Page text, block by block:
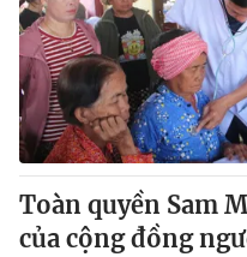
Tin tức
Thế giới đó đây
Câu chuyện quốc tế
Kinh tế
Tài chính
Thị trường
Góc doanh nghiệp
Dữ liệu và đời sống
Truyền hình
Phim VTV
Giải trí
Toàn quyền Sam
của cộng đồng